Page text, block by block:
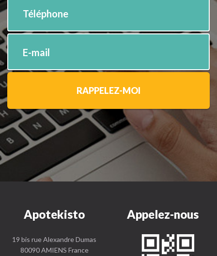
Téléphone
E-mail
RAPPELEZ-MOI
Apotekisto
19 bis rue Alexandre Dumas
80090 AMIENS France
Appelez-nous